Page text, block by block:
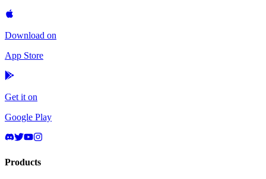
Download on
App Store
Get it on
Google Play
Products